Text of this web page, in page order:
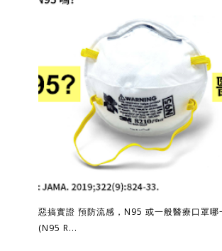
惡搞實證 預防流感，N95 或一般醫療口罩哪
(N95 R...